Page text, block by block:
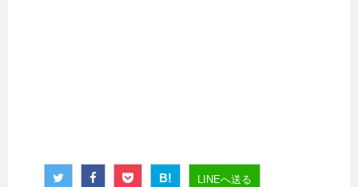
B! LINEへ送る